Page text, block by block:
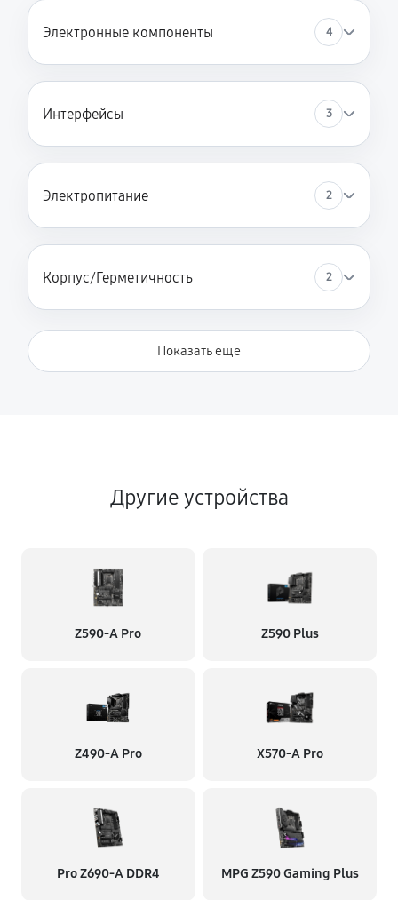
Электронные компоненты 4
Интерфейсы 3
Электропитание 2
Корпус/Герметичность 2
Показать ещё
Другие устройства
Z590-A Pro Z590 Plus
Z490-A Pro X570-A Pro
Pro Z690-A DDR4 MPG Z590 Gaming Plus